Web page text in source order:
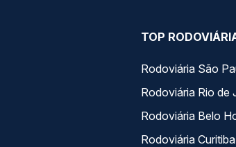
TOP
Rodoviária São
Rodoviária Rio de
Rodoviária Belo
Rodoviária Curitiba